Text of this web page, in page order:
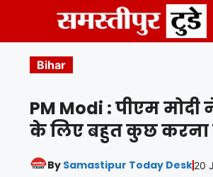
content
Bihar
PM Modi : पीएम मोदी
के लिए बहुत कुछ करना
By Samastipur Today Desk20